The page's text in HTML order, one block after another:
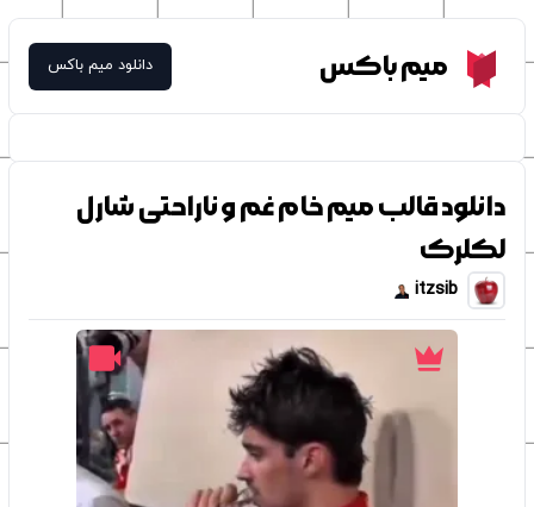
Meme Boxمیم باکس دانلود میم باکس
دانلود قالب میم خام غم و ناراحتی شارل
لکلرک
itzsib